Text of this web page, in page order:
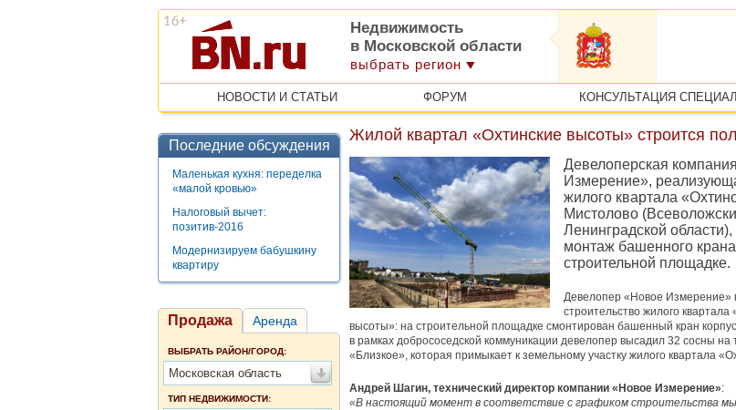
Недвижимость
в Московской области
выбрать регион
НОВОСТИ И СТАТЬИ ФОРУМ КОНСУЛЬТАЦИЯ
Последние обсуждения
Маленькая кухня: переделка
«малой кровью»
Налоговый вычет:
позитив-2016
Модернизируем бабушкину
квартиру
Продажа Аренда
ВЫБРАТЬ РАЙОН/ГОРОД:
Московская область
ТИП НЕДВИЖИМОСТИ:
Жилой квартал «Охтинские высоты» строится
Девелоперская
Измерение»,
жилого квартала
Мистолово
Ленинградской
монтаж башенного
строительной площадке.
Девелопер «Новое Измерение»
строительство жилого квартала
высоты»: на строительной площадке смонтирован башенный кран
в рамках добрососедской коммуникации девелопер высадил 32 сосны
«Близкое», которая примыкает к земельному участку жилого квартала
Андрей Шагин, технический директор компании «Новое Измерение»:
«В настоящий момент в соответствие с графиком строительства